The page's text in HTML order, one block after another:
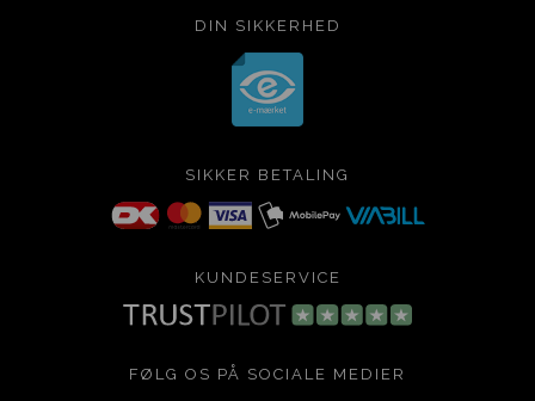
DIN SIKKERHED
SIKKER BETALING
KUNDESERVICE
FØLG OS PÅ SOCIALE MEDIER